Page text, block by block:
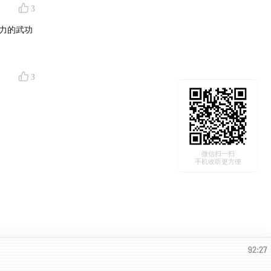
3
的武功
3
微信扫一扫
手机收听更方便
92:27